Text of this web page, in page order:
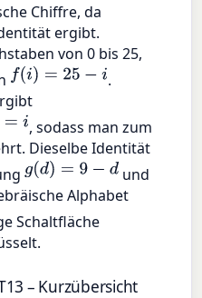
Chiffre, da
ergibt.
von 0 bis 25,
f(i)=25− i
.
, sodass man zum
Dieselbe Identität
g(d)= 9− d
und
Alphabet
Schaltfläche
– Kurzübersicht